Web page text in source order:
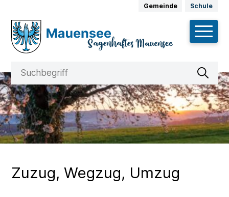
Navigieren in Mauensee
Gemeinde Schule
Suche
Suchbegriff
Zuzug, Wegzug, Umzug